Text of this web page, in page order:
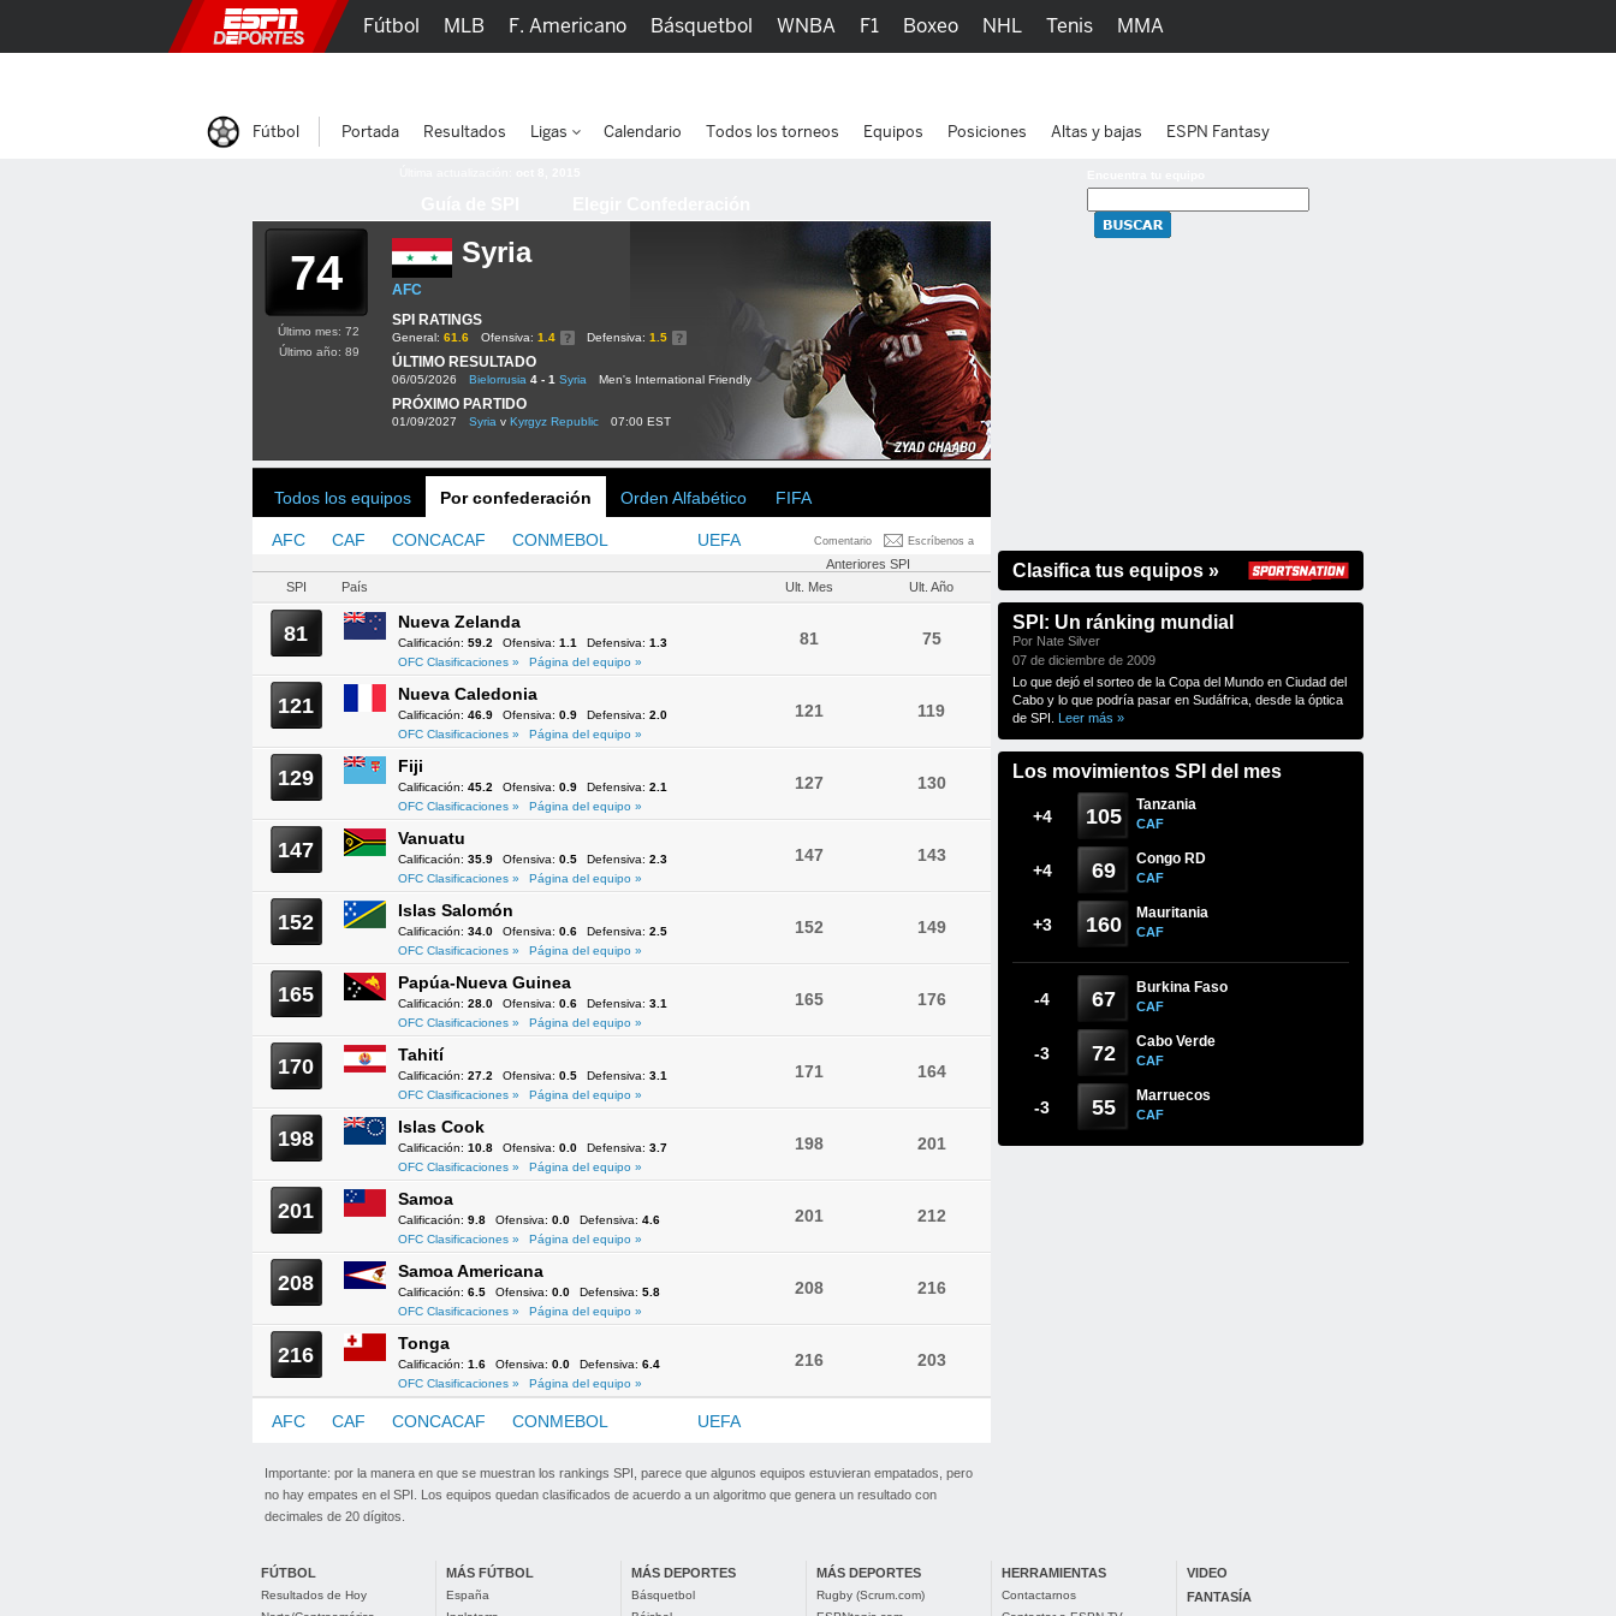
74 Syria
AFC
SPI RATINGS
General: 61.6 Ofensiva: 1.4 Defensiva: 1.5
ÚLTIMO RESULTADO
06/05/2026 Bielorrusia 4 - 1 Syria Men's International Friendly
PRÓXIMO PARTIDO
01/09/2027 Syria v Kyrgyz Republic 07:00 EST
Último mes: 72
Último año: 89
Todos los equipos Por confederación Orden Alfabético FIFA
Comentario Escríbenos a
AFC CAF CONCACAF CONMEBOL UEFA
Anteriores SPI
SPI
País Ult. Mes Ult. Año
81 Nueva Zelanda
Calificación: 59.2 Ofensiva: 1.1 Defensiva: 1.3
OFC Clasificaciones »
Página del equipo »
81 75
121 Nueva Caledonia
Calificación: 46.9 Ofensiva: 0.9 Defensiva: 2.0
OFC Clasificaciones »
Página del equipo »
121 119
129 Fiji
Calificación: 45.2 Ofensiva: 0.9 Defensiva: 2.1
OFC Clasificaciones »
Página del equipo »
127 130
147 Vanuatu
Calificación: 35.9 Ofensiva: 0.5 Defensiva: 2.3
OFC Clasificaciones »
Página del equipo »
147 143
152 Islas Salomón
Calificación: 34.0 Ofensiva: 0.6 Defensiva: 2.5
OFC Clasificaciones »
Página del equipo »
152 149
165 Papúa-Nueva Guinea
Calificación: 28.0 Ofensiva: 0.6 Defensiva: 3.1
OFC Clasificaciones »
Página del equipo »
165 176
170 Tahití
Calificación: 27.2 Ofensiva: 0.5 Defensiva: 3.1
OFC Clasificaciones »
Página del equipo »
171 164
198 Islas Cook
Calificación: 10.8 Ofensiva: 0.0 Defensiva: 3.7
OFC Clasificaciones »
Página del equipo »
198 201
201 Samoa
Calificación: 9.8 Ofensiva: 0.0 Defensiva: 4.6
OFC Clasificaciones »
Página del equipo »
201 212
208 Samoa Americana
Calificación: 6.5 Ofensiva: 0.0 Defensiva: 5.8
OFC Clasificaciones »
Página del equipo »
208 216
216 Tonga
Calificación: 1.6 Ofensiva: 0.0 Defensiva: 6.4
OFC Clasificaciones »
Página del equipo »
216 203
AFC CAF CONCACAF CONMEBOL UEFA
Importante: por la manera en que se muestran los rankings SPI, parece que algunos equipos estuvieran empatados, pero
no hay empates en el SPI. Los equipos quedan clasificados de acuerdo a un algoritmo que genera un resultado con
decimales de 20 dígitos.
Clasifica tus equipos »
SPI: Un ránking mundial
Por Nate Silver
07 de diciembre de 2009
Lo que dejó el sorteo de la Copa del Mundo en Ciudad del
Cabo y lo que podría pasar en Sudáfrica, desde la óptica
de SPI. Leer más »
Los movimientos SPI del mes
+4 105 Tanzania
CAF
+4 69 Congo RD
CAF
+3 160 Mauritania
CAF
-4 67 Burkina Faso
CAF
-3 72 Cabo Verde
CAF
-3 55 Marruecos
CAF
FÚTBOL
Resultados de Hoy
MÁS FÚTBOL
España
MÁS DEPORTES
Básquetbol
MÁS DEPORTES
Rugby (Scrum.com)
HERRAMIENTAS
Contactarnos
VIDEO
FANTASÍA
Fútbol MLB F. Americano Básquetbol WNBA F1 Boxeo NHL Tenis MMA
Fútbol Portada Resultados Ligas Calendario Todos los torneos Equipos Posiciones Altas y bajas ESPN Fantasy